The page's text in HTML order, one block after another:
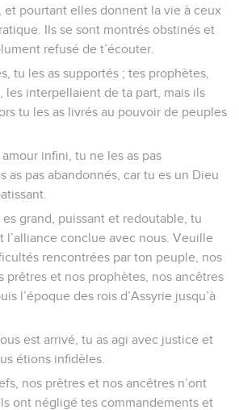
et pourtant elles donnent la vie à ceux
Ils se sont montrés obstinés et
refusé de t’écouter.
tu les as supportés ; tes prophètes,
les interpellaient de ta part, mais ils
tu les as livrés au pouvoir de peuples
infini, tu ne les as pas
as pas abandonnés, car tu es un Dieu
grand, puissant et redoutable, tu
l’alliance conclue avec nous. Veuille
rencontrées par ton peuple, nos
prêtres et nos prophètes, nos ancêtres
l’époque des rois d’Assyrie jusqu’à
est arrivé, tu as agi avec justice et
étions infidèles.
nos prêtres et nos ancêtres n’ont
ont négligé tes commandements et